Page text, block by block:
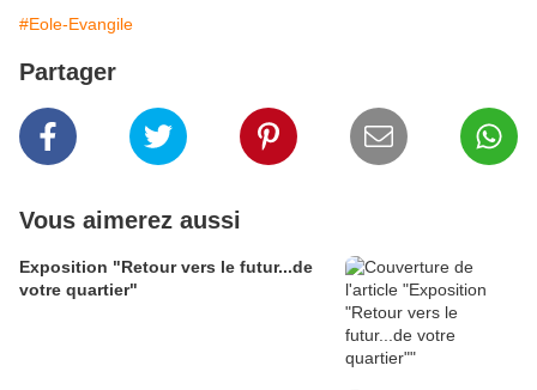
#Eole-Evangile
Partager
Vous aimerez aussi
Exposition "Retour vers le futur...de
votre quartier"